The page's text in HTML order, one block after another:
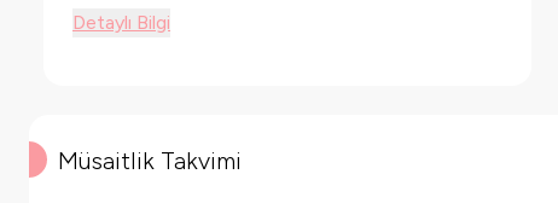
Detaylı Bilgi
Müsaitlik Takvimi